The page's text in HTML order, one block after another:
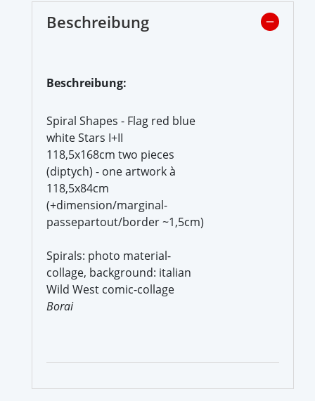
Beschreibung
Beschreibung:
Spiral Shapes - Flag red blue
white Stars I+II
118,5x168cm two pieces
(diptych) - one artwork à
118,5x84cm
(+dimension/marginal-
passepartout/border ~1,5cm)
Spirals: photo material-
collage, background: italian
Wild West comic-collage
Borai